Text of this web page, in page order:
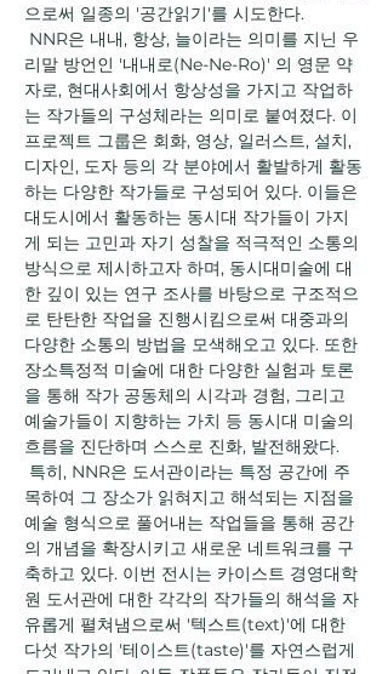
으로써 일종의 '공간읽기'를 시도한다.
리말 방언인 '내내로(Ne-Ne-Ro)' 의 영문 약
자로, 현대사회에서 항상성을 가지고 작업하
는 작가들의 구성체라는 의미로 붙여졌다. 이
프로젝트 그룹은 회화, 영상, 일러스트, 설치,
디자인, 도자 등의 각 분야에서 활발하게 활동
하는 다양한 작가들로 구성되어 있다. 이들은
대도시에서 활동하는 동시대 작가들이 가지
게 되는 고민과 자기 성찰을 적극적인 소통의
방식으로 제시하고자 하며, 동시대미술에 대
한 깊이 있는 연구 조사를 바탕으로 구조적으
로 탄탄한 작업을 진행시킴으로써 대중과의
다양한 소통의 방법을 모색해오고 있다. 또한
장소특정적 미술에 대한 다양한 실험과 토론
을 통해 작가 공동체의 시각과 경험, 그리고
예술가들이 지향하는 가치 등 동시대 미술의
흐름을 진단하며 스스로 진화, 발전해왔다.
목하여 그 장소가 읽혀지고 해석되는 지점을
예술 형식으로 풀어내는 작업들을 통해 공간
의 개념을 확장시키고 새로운 네트워크를 구
축하고 있다. 이번 전시는 카이스트 경영대학
원 도서관에 대한 각각의 작가들의 해석을 자
유롭게 펼쳐냄으로써 '텍스트(text)'에 대한
다섯 작가의 '테이스트(taste)'를 자연스럽게